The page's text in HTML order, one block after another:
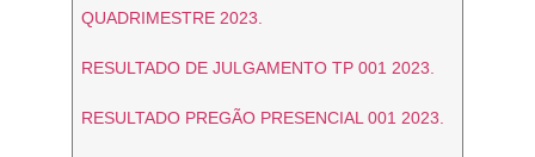
QUADRIMESTRE 2023.
RESULTADO DE JULGAMENTO TP 001 2023.
RESULTADO PREGÃO PRESENCIAL 001 2023.